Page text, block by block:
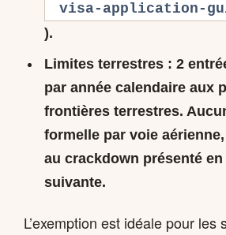
visa-application-
).
Limites terrestres: 2
par année calendaire aux
frontières terrestres.
formelle par voie
au crackdown présenté
suivante.
L’exemption est idéale pour les